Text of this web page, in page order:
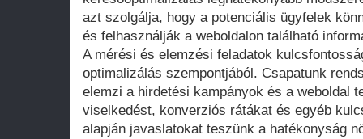
azt szolgálja, hogy a potenciális ügyfelek
és felhasználják a weboldalon található
A mérési és elemzési feladatok
optimalizálás szempontjából. Csapatunk
elemzi a hirdetési kampányok és a weboldal
viselkedést, konverziós rátákat és egyéb
alapján javaslatokat teszünk a hatékonyság